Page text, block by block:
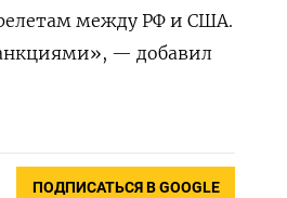
между РФ и США.
— добавил
ПОДПИСАТЬСЯ В GOOGLE